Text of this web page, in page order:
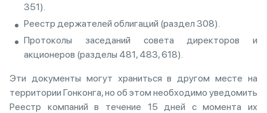
351).
Реестр держателей облигаций (раздел 308).
Протоколы заседаний совета директоров и
акционеров (разделы 481, 483, 618).
Эти документы могут храниться в другом месте на
территории Гонконга, но об этом необходимо уведомить
Реестр компаний в течение 15 дней с момента их